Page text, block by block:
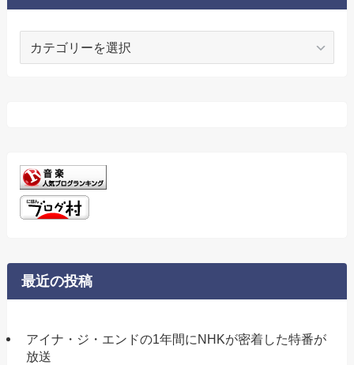
最近の投稿
アイナ・ジ・エンドの1年間にNHKが密着した特番が
放送